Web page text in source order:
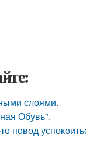
слоями.
Обувь".
повод